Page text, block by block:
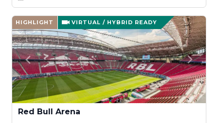
HIGHLIGHT VIRTUAL / HYBRID READY
Red Bull Arena